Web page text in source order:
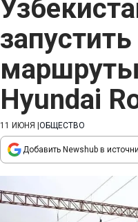
Hyundai
11 ИЮНЯ ОБЩЕСТВО
Добавить Newshub в